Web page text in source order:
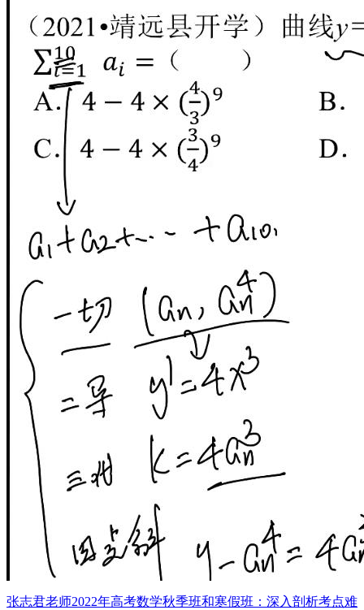
张志君老师2022年高考数学秋季班和寒假班：深入剖析考点难